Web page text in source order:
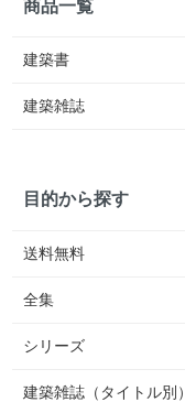
商品一覧
建築書
建築雑誌
目的から探す
送料無料
全集
シリーズ
建築雑誌（タイトル別）